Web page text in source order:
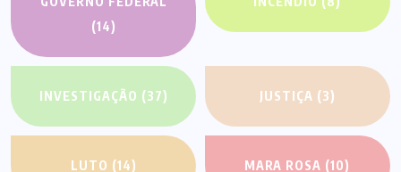
(14)
INVESTIGAÇÃO (37) JUSTIÇA (3)
LUTO (14) MARA ROSA (10)